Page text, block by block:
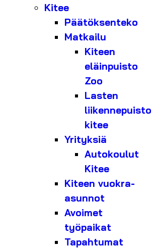
Kitee
Päätöksenteko
Matkailu
Kiteen
eläinpuisto
Zoo
Lasten
liikennepuisto
kitee
Yrityksiä
Autokoulut
Kitee
Kiteen vuokra-
asunnot
Avoimet
työpaikat
Tapahtumat